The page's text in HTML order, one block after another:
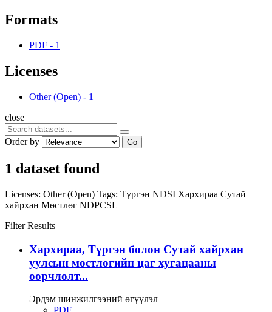
Formats
PDF - 1
Licenses
Other (Open) - 1
close
Order by Go
1 dataset found
Licenses: Other (Open) Tags: Түргэн NDSI Хархираа Сутай
хайрхан Мөстлөг NDPCSL
Filter Results
Хархираа, Түргэн болон Сутай хайрхан
уулсын мөстлөгийн цаг хугацааны
өөрчлөлт...
Эрдэм шинжилгээний өгүүлэл